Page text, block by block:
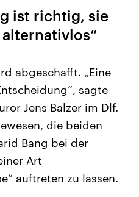
aus
Aktuelle Beiträge,
Hintergründe
Wirtschaftlich und
gehören die Vereinigten
den mächtigsten Ländern
mit großem Einfluss auf
ist richtig, sie
abgeschafft. „Eine
sagte
Jens Balzer im Dlf.
die beiden
Bang bei der
Art
auftreten zu lassen.